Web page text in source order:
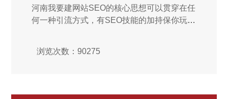
河南我要建网站SEO的核心思想可以贯穿在任
何一种引流方式，有SEO技能的加持保你玩啥
在互联网行业呆了10年，你的招式看起来也会
浏览次数：90275